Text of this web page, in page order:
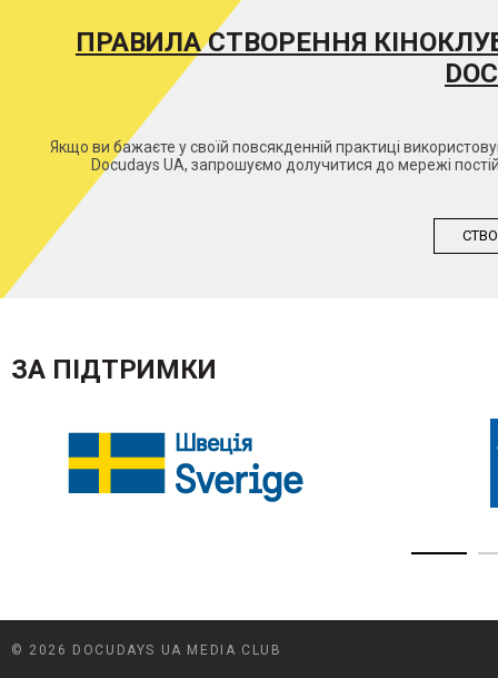
ПРАВИЛА СТВОРЕННЯ
Якщо ви бажаєте у своїй повсякденній практиці
Docudays UA, запрошуємо долучитися до мережі
ЗА ПІДТРИМКИ
© 2026 DOCUDAYS UA MEDIA CLUB